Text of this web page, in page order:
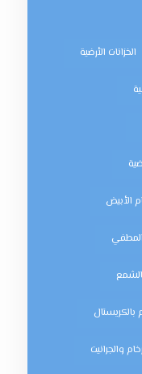
الخزانات الأرضية
الأبيض
المطفي
بالكريستال
والجرانيت